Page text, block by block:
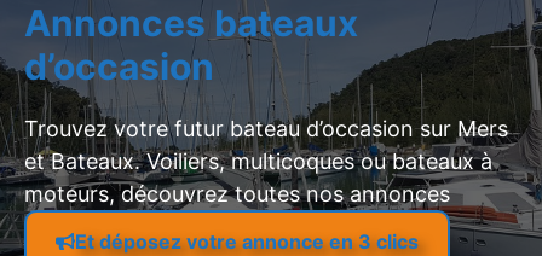
Annonces bateaux
d’occasion
Trouvez votre futur bateau d’occasion sur Mers
et Bateaux. Voiliers, multicoques ou bateaux à
moteurs, découvrez toutes nos annonces
Et déposez votre annonce en 3 clics